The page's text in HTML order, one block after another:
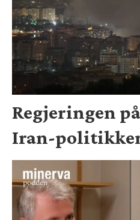
Regjeringen
Iran-